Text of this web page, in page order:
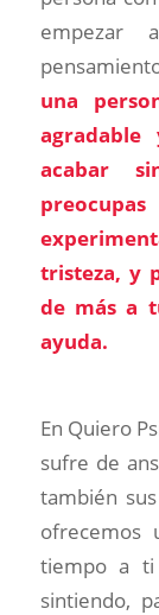
empezar
una
acabar
tristeza, y
de más a
ayuda.
En Quiero
sufre de
también
ofrecemos
tiempo a ti
sintiendo,